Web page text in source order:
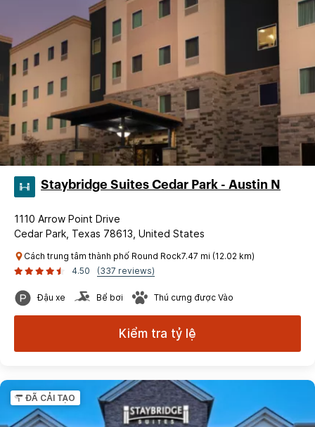
Staybridge Suites Cedar Park - Austin N
1110 Arrow Point Drive
Cedar Park, Texas 78613, United States
Cách trung tâm thành phố Round Rock7.47 mi (12.02 km)
4.50
(337 reviews)
Đậu xe Bể bơi Thú cưng được Vào
Kiểm tra tỷ lệ
ĐÃ CẢI TẠO